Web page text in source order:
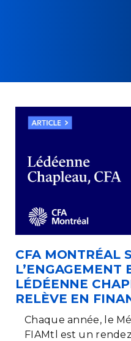
CFA MONTRÉAL
L’ENGAGEMENT
LÉDÉENNE
RELÈVE EN
Chaque année, le
FIAMtl est un